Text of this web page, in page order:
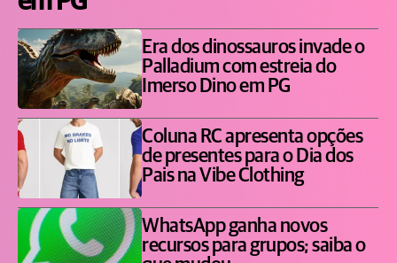
Era dos dinossauros invade o
Palladium com estreia do
Imerso Dino em PG
Coluna RC apresenta opções
de presentes para o Dia dos
Pais na Vibe Clothing
WhatsApp ganha novos
recursos para grupos; saiba o